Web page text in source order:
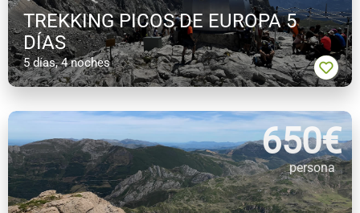
TREKKING PICOS DE EUROPA 5
DÍAS
5 días, 4 noches
650€
persona